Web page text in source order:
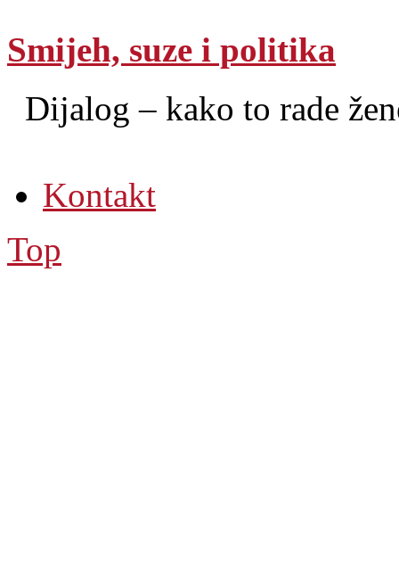
Smijeh, suze i politika
Dijalog – kako to rade
Kontakt
Top